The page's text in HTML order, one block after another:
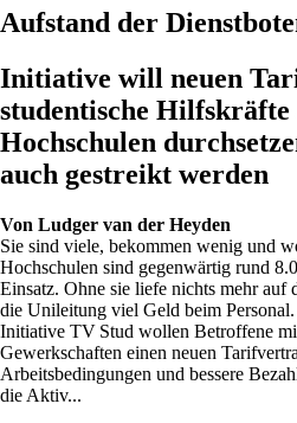
Aufstand der
Initiative will neuen
studentische
Hochschulen
auch gestreikt werden
Von Ludger van der Heyden
Sie sind viele, bekommen wenig und
Hochschulen sind gegenwärtig rund
Einsatz. Ohne sie liefe nichts mehr auf
die Unileitung viel Geld beim
Initia­tive TV Stud wollen Betroffene
Gewerkschaften einen neuen
Arbeitsbedingungen und bessere
die Aktiv...